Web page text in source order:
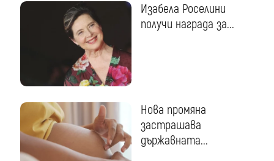
Изабела Роселини
получи награда за...
Нова промяна
застрашава
държавната...